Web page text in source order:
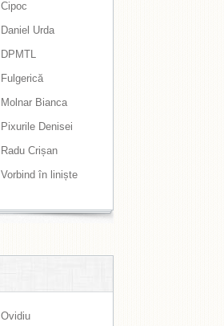
Cipoc
Daniel Urda
DPMTL
Fulgerică
Molnar Bianca
Pixurile Denisei
Radu Crișan
Vorbind în liniște
Ovidiu